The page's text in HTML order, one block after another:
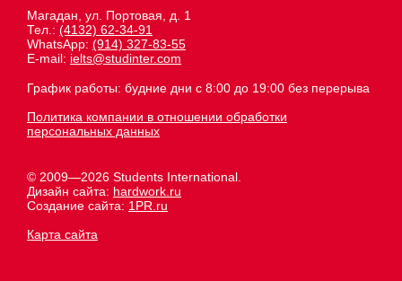
Магадан, ул. Портовая, д. 1
Тел.: (4132) 62-34-91
WhatsApp: (914) 327-83-55
E-mail: ielts@studinter.com
График работы: будние дни с 8:00 до 19:00 без перерыва
Политика компании в отношении обработки
персональных данных
© 2009—2026 Students International.
Дизайн сайта: hardwork.ru
Создание сайта: 1PR.ru
Карта сайта